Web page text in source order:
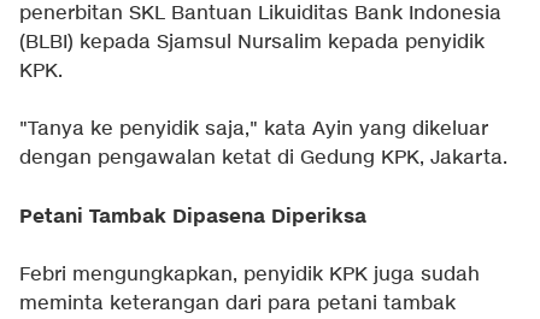
penerbitan SKL Bantuan Likuiditas Bank Indonesia
(BLBI) kepada Sjamsul Nursalim kepada penyidik
KPK.
"Tanya ke penyidik saja," kata Ayin yang dikeluar
dengan pengawalan ketat di Gedung KPK, Jakarta.
Petani Tambak Dipasena Diperiksa
Febri mengungkapkan, penyidik KPK juga sudah
meminta keterangan dari para petani tambak